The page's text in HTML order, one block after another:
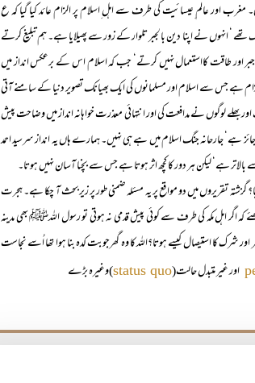
مغرب اور عالم ِعیسائیت کی طرف سے اہل ِاسلام پر الزام عائد کیا گیا کہ ع
انہوں نے اپنا دین بالجبر تلوار کے زور سے پھیلایا ہے۔ ہم تبلیغ کرتے
اور طاقت کااستعمال نہیں کرتے‘ جب کہ اسلام اس کے برعکس انداز میں
ہے جس سے اسلام اور مسلمانوں کی ایک بھیانک تصویر دنیا کے سامنے آتی
لوگوں نے مدافعت کی اور انتہائی معذرت خواہانہ انداز میں وضاحت پیش
ہے‘ جارحانہ جنگ اسلام میں ہے ہی نہیں۔ ہمارے ہاں یہ انداز سرسید احمد
ہے‘ لیکن ہر دور کا کچھ اثر ہوتا ہے جس سے بچنا آسان نہیں ہوتا۔
میں دو مواقع پر یہ مسئلہ ضمنی طور پر زیربحث آ چکا ہے۔ ہجرت
کہ اگر اہل مکہ کی طرف سے کوئی پیش قدمی نہ ہوتی تو رسول اللہﷺ بھی مدینہ
اور شرک کا استیصال کیسے ہوتا؟اللہ کا وہ گھرجوبت کدہ بنا ہوا تھا اُسے نجاست
اور غیر متبدل حالت(status quo)وغیرہ بڑے